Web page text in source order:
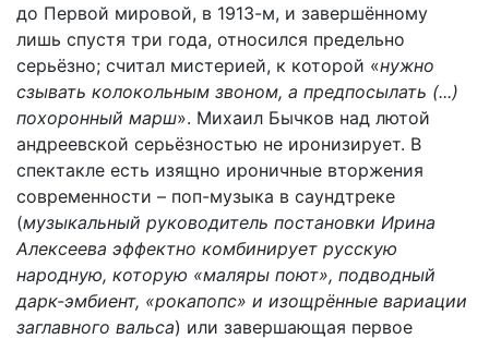
до Первой мировой, в 1913-м, и завершённому
лишь спустя три года, относился предельно
серьёзно; считал мистерией, к которой «нужно
сзывать колокольным звоном, а предпосылать (...)
похоронный марш». Михаил Бычков над лютой
андреевской серьёзностью не иронизирует. В
спектакле есть изящно ироничные вторжения
современности – поп-музыка в саундтреке
(музыкальный руководитель постановки Ирина
Алексеева эффектно комбинирует русскую
народную, которую «маляры поют», подводный
дарк-эмбиент, «рокапопс» и изощрённые вариации
заглавного вальса) или завершающая первое